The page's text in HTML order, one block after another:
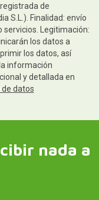
de
S.L.). Finalidad: envío
Legitimación:
los datos a
los datos, así
información
y detallada en
de datos
nada a